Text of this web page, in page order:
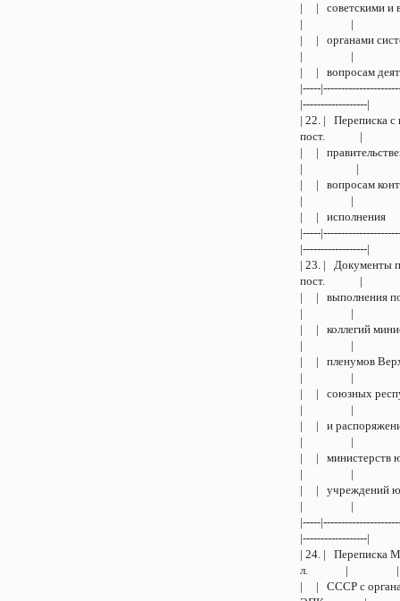
| |
| |
| |
| |
| |
|-----
|------------------|
| 22. |
пост. |
| |
| |
| |
| |
| |
|-----
|------------------|
| 23. |
пост. |
| |
| |
| |
| |
| |
| |
| |
| |
| | и
| |
| |
| |
| |
| |
|-----
|------------------|
| 24. |
л. | |
| | СССР с